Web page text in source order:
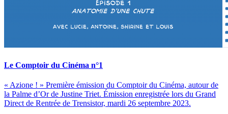
Le Comptoir du Cinéma n°1
« Azione ! » Première émission du Comptoir du Cinéma, autour de
la Palme d’Or de Justine Triet. Émission enregistrée lors du Grand
Direct de Rentrée de Trensistor, mardi 26 septembre 2023.